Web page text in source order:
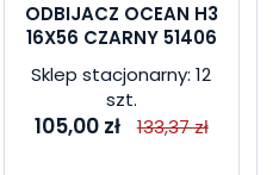
ODBIJACZ OCEAN H3
16X56 CZARNY 51406
Sklep stacjonarny: 12
szt.
105,00 zł 133,37 zł